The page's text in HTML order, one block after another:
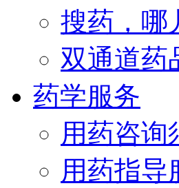
搜药，哪
双通道药
药学服务
用药咨询
用药指导